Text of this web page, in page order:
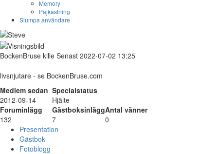
Memory
Pajkastning
Slumpa användare
BockenBruse kille Senast 2022-07-02 13:25
livsnjutare - se BockenBruse.com
Medlem sedan Specialstatus
2012-09-14
Hjälte
Foruminlägg
GästboksinläggAntal vänner
132
7
0
Presentation
Gästbok
Fotoblogg